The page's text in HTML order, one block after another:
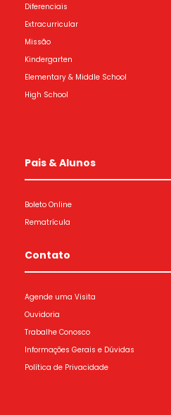
Diferenciais
Extracurricular
Missão
Kindergarten
Elementary & Middle School
High School
Pais & Alunos
Boleto Online
Rematrícula
Contato
Agende uma Visita
Ouvidoria
Trabalhe Conosco
Informações Gerais e Dúvidas
Política de Privacidade